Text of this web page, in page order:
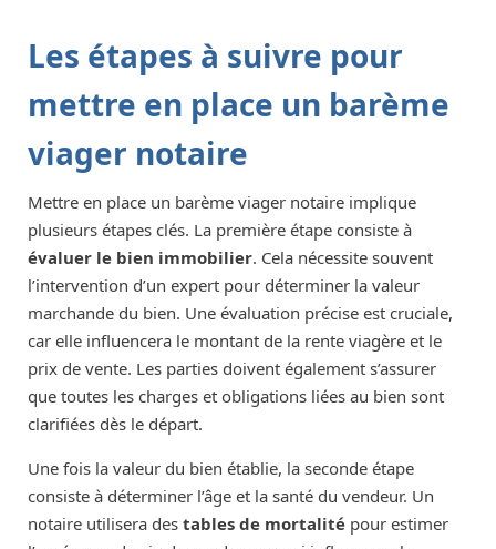
Les étapes à suivre pour
mettre en place un barème
viager notaire
Mettre en place un barème viager notaire implique
plusieurs étapes clés. La première étape consiste à
évaluer le bien immobilier. Cela nécessite souvent
l’intervention d’un expert pour déterminer la valeur
marchande du bien. Une évaluation précise est cruciale,
car elle influencera le montant de la rente viagère et le
prix de vente. Les parties doivent également s’assurer
que toutes les charges et obligations liées au bien sont
clarifiées dès le départ.
Une fois la valeur du bien établie, la seconde étape
consiste à déterminer l’âge et la santé du vendeur. Un
notaire utilisera des tables de mortalité pour estimer